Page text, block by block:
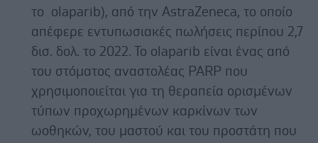
το olaparib), από την AstraZeneca, το οποίο
απέφερε εντυπωσιακές πωλήσεις περίπου 2,7
δισ. δολ. το 2022. Το olaparib είναι ένας από
του στόματος αναστολέας PARP που
χρησιμοποιείται για τη θεραπεία ορισμένων
τύπων προχωρημένων καρκίνων των
ωοθηκών, του μαστού και του προστάτη που